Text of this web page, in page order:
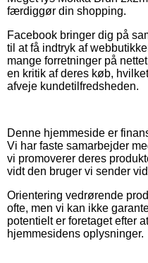
færdiggør din shopping.
Facebook bringer dig på
til at få indtryk af
mange forretninger på
en kritik af deres køb,
afveje kundetilfredsheden.
Denne hjemmeside er
Vi har faste samarbejder
vi promoverer deres
vidt den bruger vi sender
Orientering vedrørende
ofte, men vi kan ikke
potentielt er foretaget efter
hjemmesidens oplysninger.